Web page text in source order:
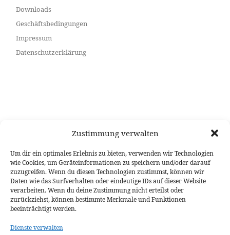
Zustimmung verwalten
Um dir ein optimales Erlebnis zu bieten, verwenden wir Technologien
wie Cookies, um Geräteinformationen zu speichern und/oder darauf
zuzugreifen. Wenn du diesen Technologien zustimmst, können wir
Daten wie das Surfverhalten oder eindeutige IDs auf dieser Website
verarbeiten. Wenn du deine Zustimmung nicht erteilst oder
zurückziehst, können bestimmte Merkmale und Funktionen
beeinträchtigt werden.
Dienste verwalten
Downloads
Geschäftsbedingungen
Impressum
Datenschutzerklärung